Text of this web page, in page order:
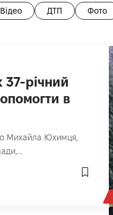
Відео ДТП Фото
37-річний
в
Михайла Юхимця,